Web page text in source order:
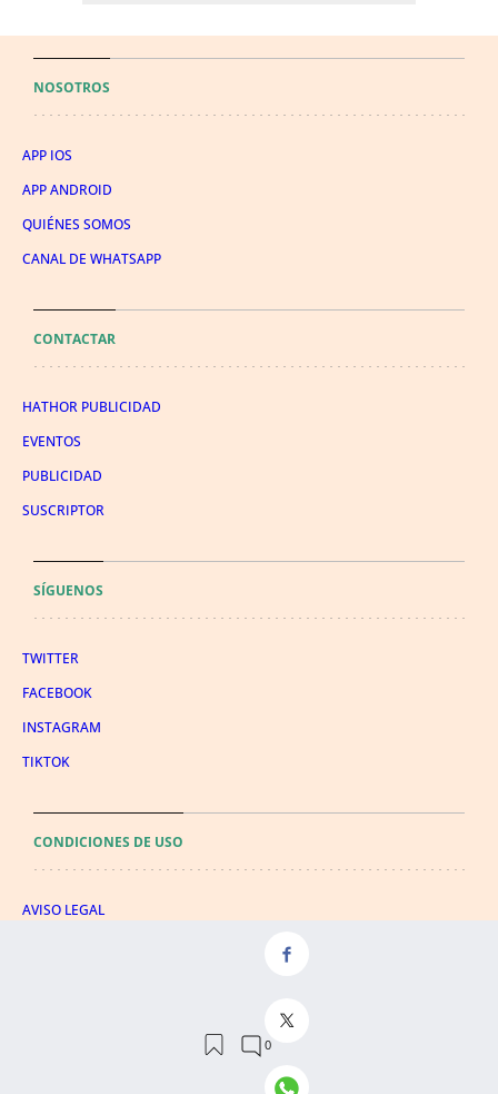
NOSOTROS
APP IOS
APP ANDROID
QUIÉNES SOMOS
CANAL DE WHATSAPP
CONTACTAR
HATHOR PUBLICIDAD
EVENTOS
PUBLICIDAD
SUSCRIPTOR
SÍGUENOS
TWITTER
FACEBOOK
INSTAGRAM
TIKTOK
CONDICIONES DE USO
AVISO LEGAL